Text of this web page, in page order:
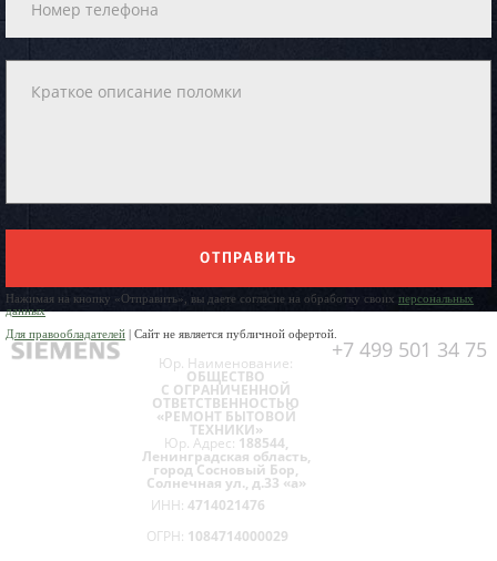
ОТПРАВИТЬ
Нажимая на кнопку «Отправить», вы даете согласие на обработку своих персональных
данных
Для правообладателей | Сайт не является публичной офертой.
+7 499 501 34 75
Юр. Наименование:
ОБЩЕСТВО
С ОГРАНИЧЕННОЙ
ОТВЕТСТВЕННОСТЬЮ
«РЕМОНТ БЫТОВОЙ
ТЕХНИКИ»
Юр. Адрес: 188544,
Ленинградская область,
город Сосновый Бор,
Солнечная ул., д.33 «а»
ИНН: 4714021476
ОГРН: 1084714000029